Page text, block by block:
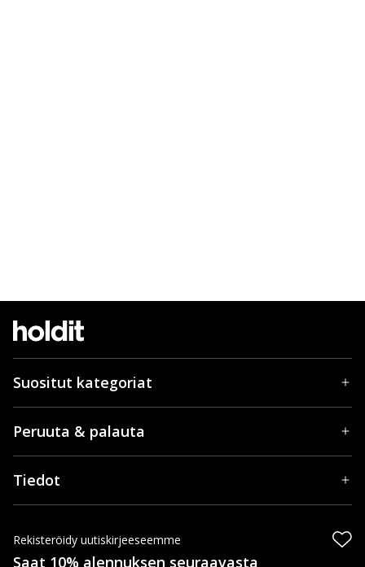
Suositut kategoriat
Peruuta & palauta
Tiedot
Rekisteröidy uutiskirjeeseemme
Saat 10% alennuksen seuraavasta